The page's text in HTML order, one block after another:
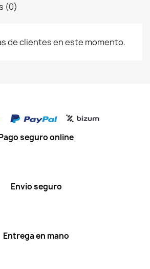
(0)
de clientes en este momento.
seguro online
Envio seguro
Entrega en mano